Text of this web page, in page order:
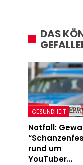
DAS
GESUNDHEIT
Notfall:
rund um
YouTuber…